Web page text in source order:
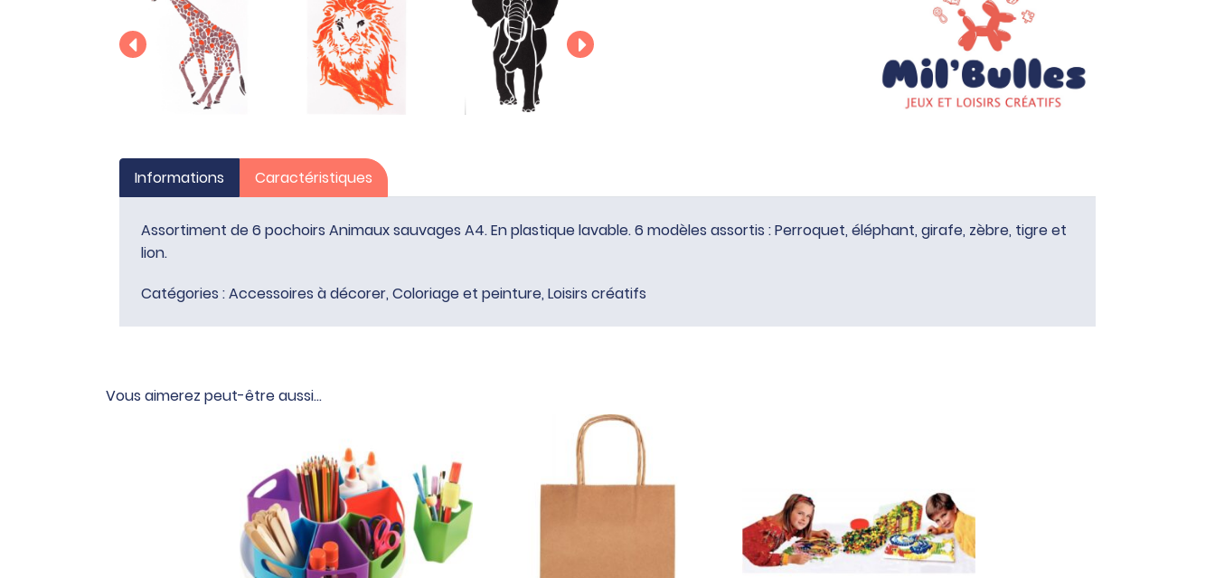
Informations Caractéristiques
Assortiment de 6 pochoirs Animaux sauvages A4. En plastique lavable. 6 modèles assortis : Perroquet, éléphant, girafe, zèbre, tigre et
lion.
Catégories :Accessoires à décorer, Coloriage et peinture, Loisirs créatifs
Vous aimerez peut-être aussi…